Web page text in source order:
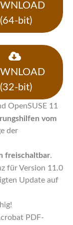
(64-bit)
(32-bit)
OpenSUSE 11
vom
der
freischaltbar.
für Version 11.0
Update auf
PDF-